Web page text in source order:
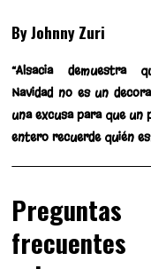
By Johnny Zuri
“Alsacia demuestra
Navidad no es un
una excusa para que un
entero recuerde quién
Preguntas
frecuentes